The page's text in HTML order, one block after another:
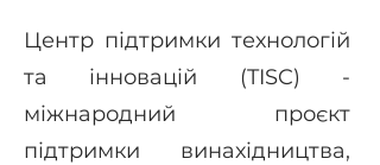
Центр підтримки технологій
та інновацій (TISC) -
міжнародний проєкт
підтримки винахідництва,